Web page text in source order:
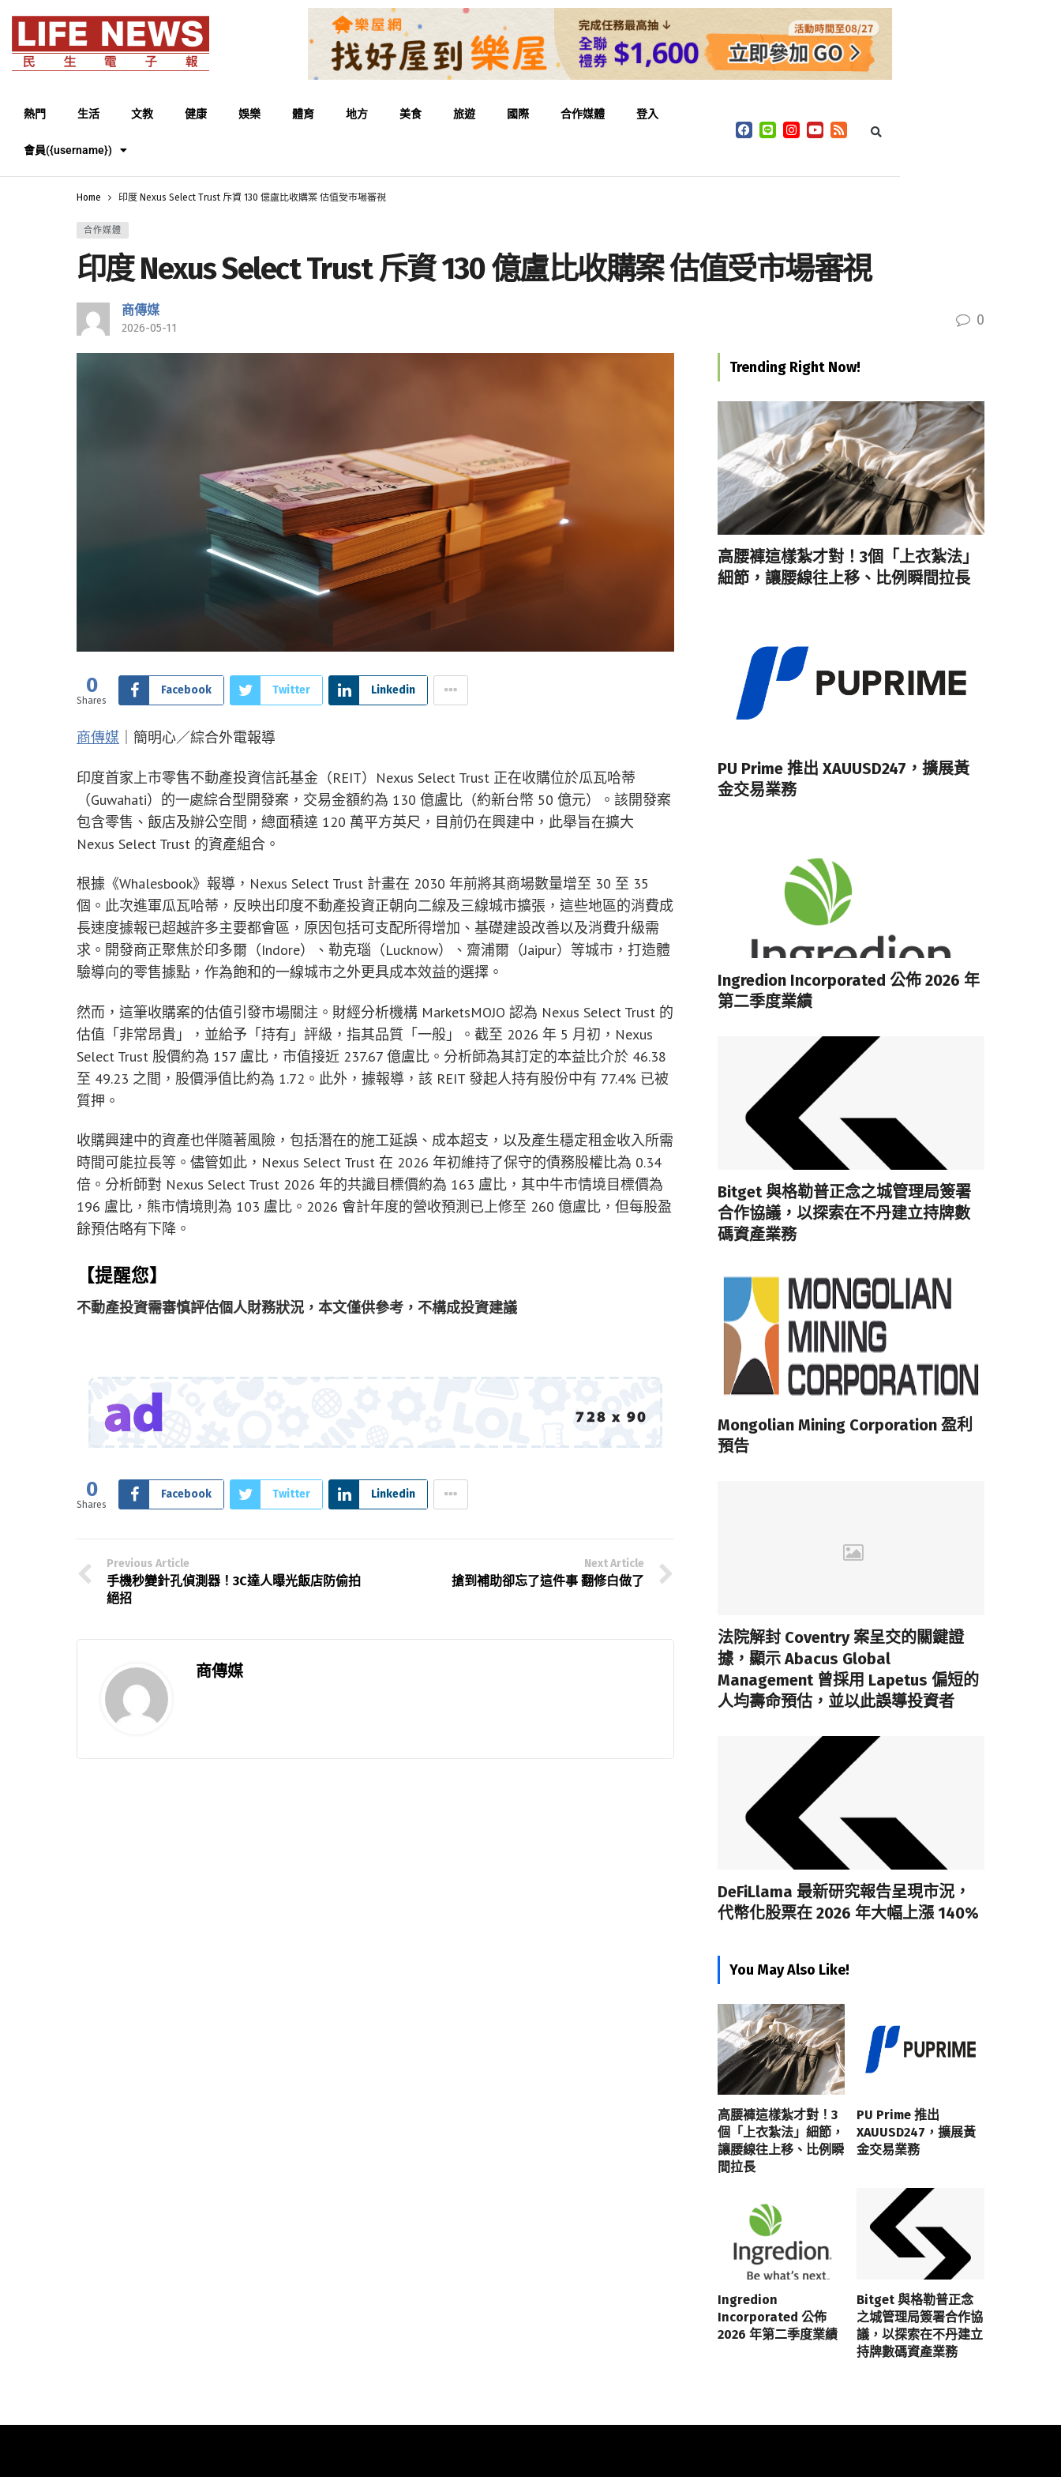
熱門 生活 文教 健康 娛樂 體育 地方 美食 旅遊 國際 合作媒體 登入
會員({username})
Home 印度 Nexus Select Trust 斥資 130 億盧比收購案 估值受市場審視
合作媒體
印度 Nexus Select Trust 斥資 130 億盧比收購案 估值受市場審視
商傳媒
2026-05-11 0
0
Shares
Facebook Twitter Linkedin
商傳媒 ｜簡明心／綜合外電報導
印度首家上市零售不動產投資信託基金（REIT）Nexus Select Trust 正在收購位於瓜瓦哈蒂
（Guwahati）的一處綜合型開發案，交易金額約為 130 億盧比（約新台幣 50 億元）。該開發案
包含零售、飯店及辦公空間，總面積達 120 萬平方英尺，目前仍在興建中，此舉旨在擴大
Nexus Select Trust 的資產組合。
根據《Whalesbook》報導，Nexus Select Trust 計畫在 2030 年前將其商場數量增至 30 至 35
個。此次進軍瓜瓦哈蒂，反映出印度不動產投資正朝向二線及三線城市擴張，這些地區的消費成
長速度據報已超越許多主要都會區，原因包括可支配所得增加、基礎建設改善以及消費升級需
求。開發商正聚焦於印多爾（Indore）、勒克瑙（Lucknow）、齋浦爾（Jaipur）等城市，打造體
驗導向的零售據點，作為飽和的一線城市之外更具成本效益的選擇。
然而，這筆收購案的估值引發市場關注。財經分析機構 MarketsMOJO 認為 Nexus Select Trust 的
估值「非常昂貴」，並給予「持有」評級，指其品質「一般」。截至 2026 年 5 月初，Nexus
Select Trust 股價約為 157 盧比，市值接近 237.67 億盧比。分析師為其訂定的本益比介於 46.38
至 49.23 之間，股價淨值比約為 1.72。此外，據報導，該 REIT 發起人持有股份中有 77.4% 已被
質押。
收購興建中的資產也伴隨著風險，包括潛在的施工延誤、成本超支，以及產生穩定租金收入所需
時間可能拉長等。儘管如此，Nexus Select Trust 在 2026 年初維持了保守的債務股權比為 0.34
倍。分析師對 Nexus Select Trust 2026 年的共識目標價約為 163 盧比，其中牛市情境目標價為
196 盧比，熊市情境則為 103 盧比。2026 會計年度的營收預測已上修至 260 億盧比，但每股盈
餘預估略有下降。
【提醒您】
不動產投資需審慎評估個人財務狀況，本文僅供參考，不構成投資建議
0
Shares
Facebook Twitter Linkedin
Previous Article
手機秒變針孔偵測器！3C達人曝光飯店防偷拍
絕招
Next Article
搶到補助卻忘了這件事 翻修白做了
商傳媒
Trending Right Now!
高腰褲這樣紮才對！3個「上衣紮法」
細節，讓腰線往上移、比例瞬間拉長
PU Prime 推出 XAUUSD247，擴展黃
金交易業務
Ingredion Incorporated 公佈 2026 年
第二季度業績
Bitget 與格勒普正念之城管理局簽署
合作協議，以探索在不丹建立持牌數
碼資產業務
Mongolian Mining Corporation 盈利
預告
法院解封 Coventry 案呈交的關鍵證
據，顯示 Abacus Global
Management 曾採用 Lapetus 偏短的
人均壽命預估，並以此誤導投資者
DeFiLlama 最新研究報告呈現市況，
代幣化股票在 2026 年大幅上漲 140%
You May Also Like!
高腰褲這樣紮才對！3
個「上衣紮法」細節，
讓腰線往上移、比例瞬
間拉長
PU Prime 推出
XAUUSD247，擴展黃
金交易業務
Ingredion
Incorporated 公佈
2026 年第二季度業績
Bitget 與格勒普正念
之城管理局簽署合作協
議，以探索在不丹建立
持牌數碼資產業務